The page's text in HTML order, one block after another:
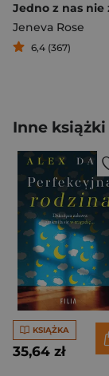
Jeneva Rose
6,4 (367)
Inne książki
KSIĄŻKA
35,64 zł